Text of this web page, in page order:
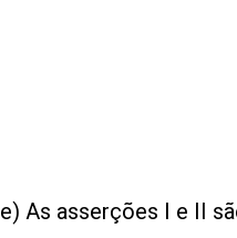
e) As asserções I e II